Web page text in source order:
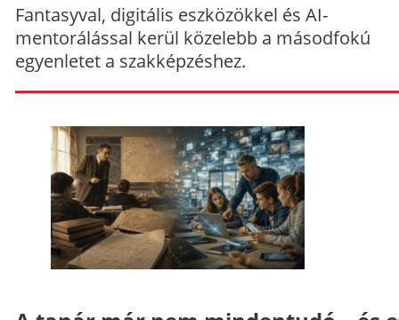
Fantasyval, digitális eszközökkel és AI-
mentorálással kerül közelebb a másodfokú
egyenletet a szakképzéshez.